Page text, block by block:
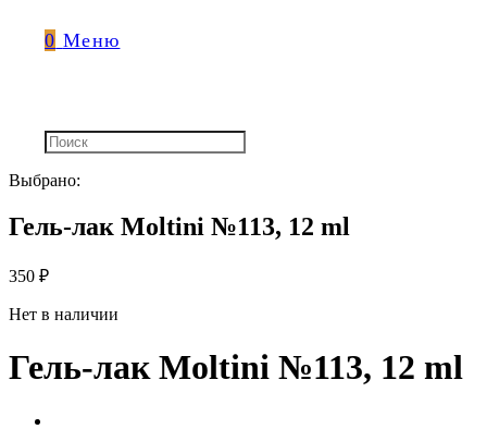
0 Меню
Выбрано:
Гель-лак Moltini №113, 12 ml
350 ₽
Нет в наличии
Гель-лак Moltini №113, 12 ml